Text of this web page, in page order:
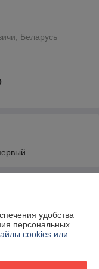
Беларусь
удобства
персональных
cookies или